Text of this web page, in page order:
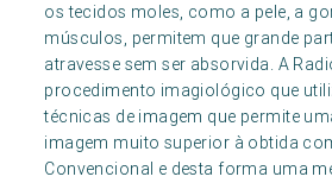
os tecidos moles, como a pele, a
músculos, permitem que grande
atravesse sem ser absorvida. A
procedimento imagiológico que
técnicas de imagem que permite
imagem muito superior à obtida
Convencional e desta forma uma